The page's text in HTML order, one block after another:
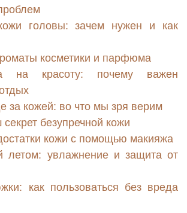
головы: зачем нужен и как
косметики и парфюма
на красоту: почему важен
за кожей: во что мы зря верим
безупречной кожи
кожи с помощью макияжа
летом: увлажнение и защита от
как пользоваться без вреда